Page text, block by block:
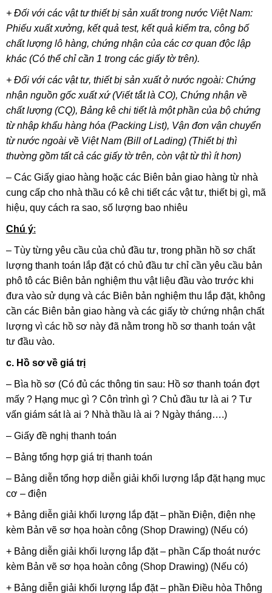
+ Đối với các vật tư thiết bị sản xuất trong nước Việt Nam:
Phiếu xuất xưởng, kết quả test, kết quả kiểm tra, công bố
chất lượng lô hàng, chứng nhận của các cơ quan độc lập
khác (Có thể chỉ cần 1 trong các giấy tờ trên).
+ Đối với các vật tư, thiết bị sản xuất ở nước ngoài: Chứng
nhận nguồn gốc xuất xứ (Viết tắt là CO), Chứng nhận về
chất lượng (CQ), Bảng kê chi tiết là một phần của bộ chứng
từ nhập khẩu hàng hóa (Packing List), Vận đơn vận chuyển
từ nước ngoài về Việt Nam (Bill of Lading) (Thiết bị thì
thường gồm tất cả các giấy tờ trên, còn vật từ thì ít hơn)
– Các Giấy giao hàng hoặc các Biên bản giao hàng từ nhà
cung cấp cho nhà thầu có kê chi tiết các vật tư, thiết bị gì, mã
hiệu, quy cách ra sao, số lượng bao nhiêu
Chú ý:
– Tùy từng yêu cầu của chủ đầu tư, trong phần hồ sơ chất
lượng thanh toán lắp đặt có chủ đầu tư chỉ cần yêu cầu bản
phô tô các Biên bản nghiệm thu vật liệu đầu vào trước khi
đưa vào sử dụng và các Biên bản nghiệm thu lắp đặt, không
cần các Biên bản giao hàng và các giấy tờ chứng nhận chất
lượng vì các hồ sơ này đã nằm trong hồ sơ thanh toán vật
tư đầu vào.
c. Hồ sơ về giá trị
– Bìa hồ sơ (Có đủ các thông tin sau: Hồ sơ thanh toán đợt
mấy ? Hạng mục gì ? Côn trình gì ? Chủ đầu tư là ai ? Tư
vấn giám sát là ai ? Nhà thầu là ai ? Ngày tháng….)
– Giấy đề nghị thanh toán
– Bảng tổng hợp giá trị thanh toán
– Bảng diễn tổng hợp diễn giải khối lượng lắp đặt hạng mục
cơ – điện
+ Bảng diễn giải khối lượng lắp đặt – phần Điện, điện nhẹ
kèm Bản vẽ sơ họa hoàn công (Shop Drawing) (Nếu có)
+ Bảng diễn giải khối lượng lắp đặt – phần Cấp thoát nước
kèm Bản vẽ sơ họa hoàn công (Shop Drawing) (Nếu có)
+ Bảng diễn giải khối lượng lắp đặt – phần Điều hòa Thông